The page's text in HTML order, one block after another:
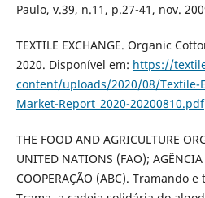
Paulo, v.39, n.11, p.27-41, nov.
TEXTILE EXCHANGE. Organic
2020. Disponível em: https://
content/uploads/2020/08/Textile-
Market-Report_2020-20200810.pdf
THE FOOD AND AGRICULTURE
UNITED NATIONS (FAO); AGÊNCIA
COOPERAÇÃO (ABC). Tramando